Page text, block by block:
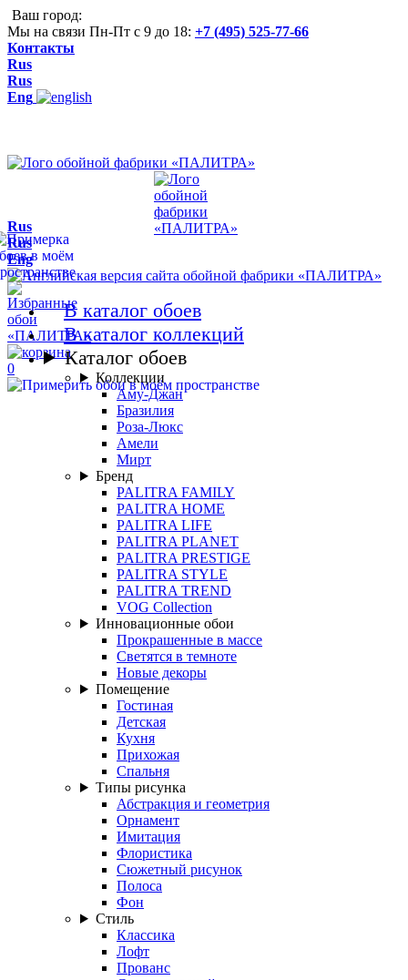
Ваш город:
Мы на связи Пн-Пт с 9 до 18: +7 (495) 525-77-66
Контакты
Rus
Rus
Eng
0
Rus
Rus
Eng
В каталог обоев
В каталог коллекций
Каталог обоев
Коллекции
Аму-Джан
Бразилия
Роза-Люкс
Амели
Мирт
Бренд
PALITRA FAMILY
PALITRA HOME
PALITRA LIFE
PALITRA PLANET
PALITRA PRESTIGE
PALITRA STYLE
PALITRA TREND
VOG Collection
Инновационные обои
Прокрашенные в массе
Светятся в темноте
Новые декоры
Помещение
Гостиная
Детская
Кухня
Прихожая
Спальня
Типы рисунка
Абстракция и геометрия
Орнамент
Имитация
Флористика
Сюжетный рисунок
Полоса
Фон
Стиль
Классика
Лофт
Прованс